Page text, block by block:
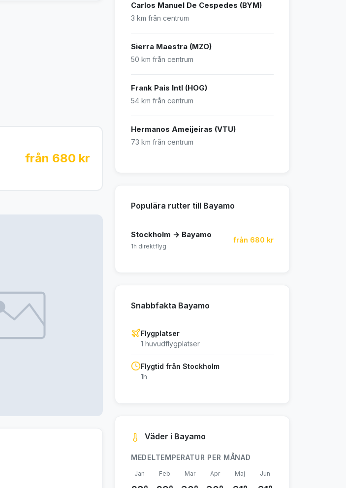
från 680 kr
Carlos Manuel De Cespedes (BYM)
3 km från centrum
Sierra Maestra (MZO)
50 km från centrum
Frank Pais Intl (HOG)
54 km från centrum
Hermanos Ameijeiras (VTU)
73 km från centrum
Populära rutter till Bayamo
Stockholm → Bayamo
1h direktflyg
från 680 kr
Snabbfakta Bayamo
Flygplatser
1 huvudflygplatser
Flygtid från Stockholm
1h
Väder i Bayamo
MEDELTEMPERATUR PER MÅNAD
Jan Feb Mar Apr Maj Jun